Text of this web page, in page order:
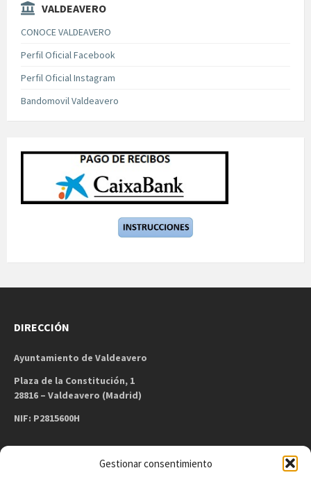
Gestionar consentimiento
VALDEAVERO
CONOCE VALDEAVERO
Perfil Oficial Facebook
Perfil Oficial Instagram
Bandomovil Valdeavero
DIRECCIÓN
Ayuntamiento de Valdeavero
Plaza de la Constitución, 1
28816 – Valdeavero (Madrid)
NIF: P2815600H